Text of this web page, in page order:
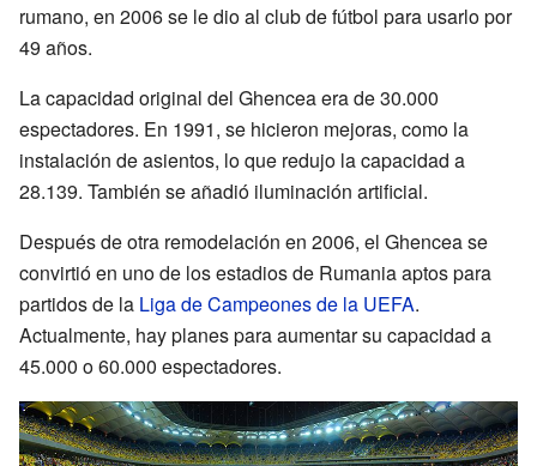
rumano, en 2006 se le dio al club de fútbol para usarlo por
49 años.
La capacidad original del Ghencea era de 30.000
espectadores. En 1991, se hicieron mejoras, como la
instalación de asientos, lo que redujo la capacidad a
28.139. También se añadió iluminación artificial.
Después de otra remodelación en 2006, el Ghencea se
convirtió en uno de los estadios de Rumania aptos para
partidos de la Liga de Campeones de la UEFA.
Actualmente, hay planes para aumentar su capacidad a
45.000 o 60.000 espectadores.